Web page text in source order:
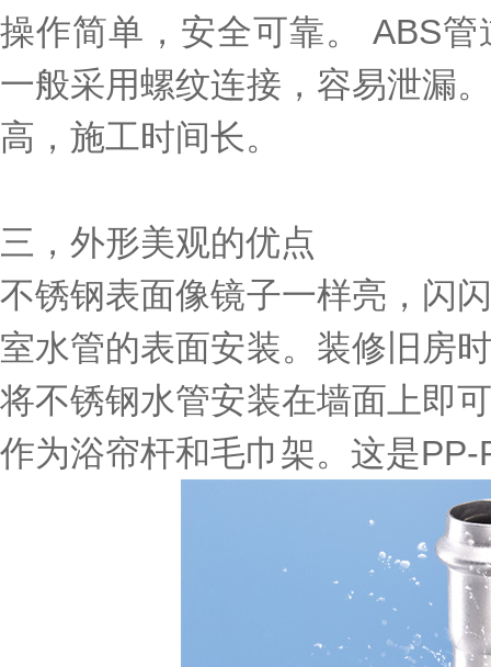
操作简单，安全可靠。 ABS
一般采用螺纹连接，容易泄漏
高，施工时间长。
三，外形美观的优点
不锈钢表面像镜子一样亮，闪
室水管的表面安装。装修旧房
将不锈钢水管安装在墙面上即
作为浴帘杆和毛巾架。这是